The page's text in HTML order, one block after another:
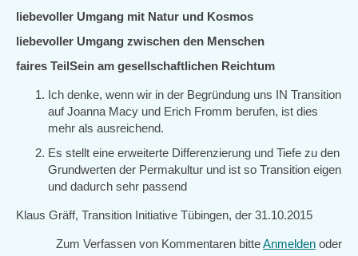
liebevoller Umgang mit Natur und Kosmos
liebevoller Umgang zwischen den Menschen
faires TeilSein am gesellschaftlichen Reichtum
Ich denke, wenn wir in der Begründung uns IN Transition
auf Joanna Macy und Erich Fromm berufen, ist dies
mehr als ausreichend.
Es stellt eine erweiterte Differenzierung und Tiefe zu den
Grundwerten der Permakultur und ist so Transition eigen
und dadurch sehr passend
Klaus Gräff, Transition Initiative Tübingen, der 31.10.2015
Zum Verfassen von Kommentaren bitteAnmelden oder